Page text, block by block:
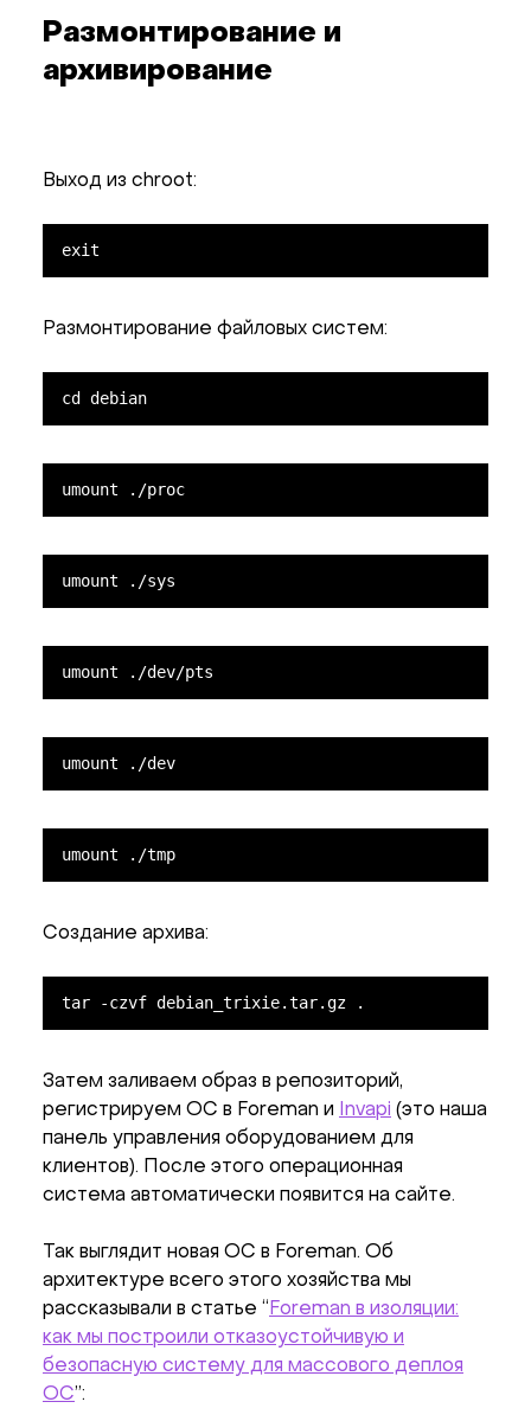
Размонтирование и
архивирование
Выход из chroot:
exit
Размонтирование файловых систем:
cd debian
umount ./proc
umount ./sys
umount ./dev/pts
umount ./dev
umount ./tmp
Создание архива:
tar -czvf debian_trixie.tar.gz .
Затем заливаем образ в репозиторий,
регистрируем ОС в Foreman и
Invapi (это наша
панель управления оборудованием для
клиентов). После этого операционная
система автоматически появится на сайте.
Так выглядит новая ОС в Foreman. Об
архитектуре всего этого хозяйства мы
рассказывали в статье “ Foreman в изоляции:
как мы построили отказоустойчивую и
безопасную систему для массового деплоя
ОС”: